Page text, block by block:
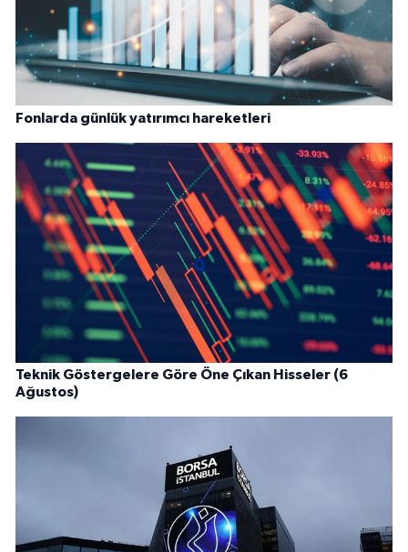
Fonlarda günlük yatırımcı hareketleri
Teknik Göstergelere Göre Öne Çıkan Hisseler (6
Ağustos)